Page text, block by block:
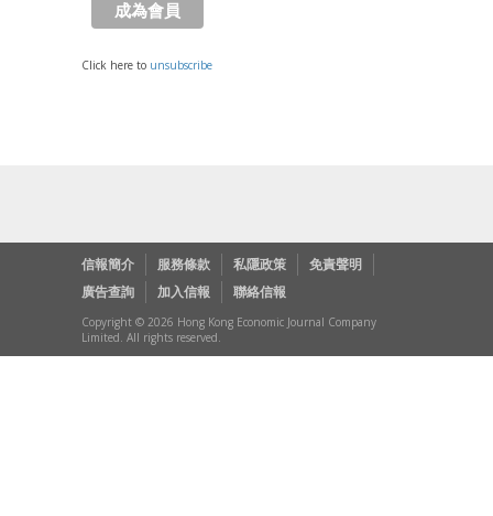
Click here to unsubscribe
信報簡介 服務條款 私隱政策
免責聲明
廣告查詢
加入信報 聯絡信報
Copyright © 2026 Hong Kong Economic Journal Company
Limited. All rights reserved.